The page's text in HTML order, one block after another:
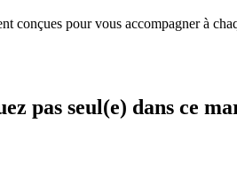
conçues pour vous accompagner à
pas seul(e) dans ce